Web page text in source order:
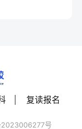
复读报名
号